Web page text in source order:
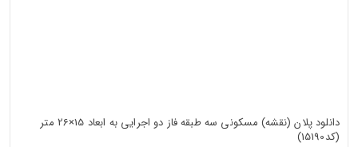
دانلود پلان (نقشه) مسکونی سه طبقه فاز دو اجرایی به ابعاد 15×26 متر
(کد15190)